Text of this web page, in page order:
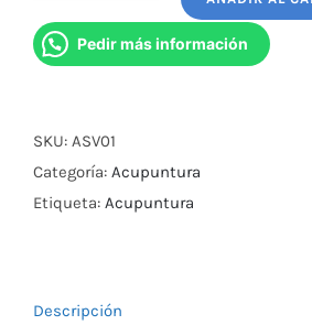
Magneticas
3
cantidad
Pedir más información
SKU: ASV01
Categoría: Acupuntura
Etiqueta: Acupuntura
Descripción